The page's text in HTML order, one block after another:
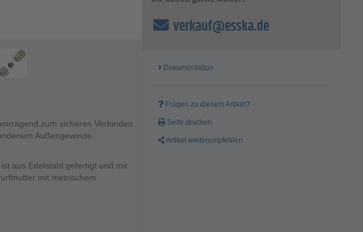
zum sicheren Verbinden
Außengewinde.
aus Edelstahl gefertigt und mit
mit metrischem
verkauf@esska.de
Dokumentation
Fragen zu diesem Artikel?
Seite drucken
Artikel weiterempfehlen